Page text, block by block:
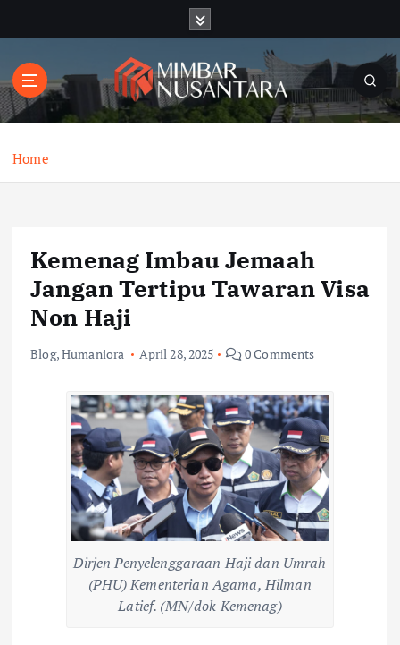
t
o
Home
Kemenag Imbau Jemaah
Jangan Tertipu Tawaran Visa
Non Haji
Blog,Humaniora April 28, 2025 0 Comments
Dirjen Penyelenggaraan Haji dan Umrah
(PHU) Kementerian Agama, Hilman
Latief. (MN/dok Kemenag)